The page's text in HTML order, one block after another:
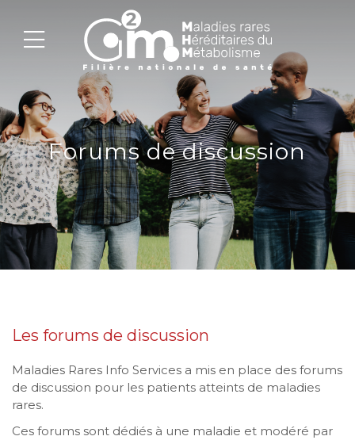
Forums de discussion
Les forums de discussion
Maladies Rares Info Services a mis en place des forums
de discussion pour les patients atteints de maladies
rares.
Ces forums sont dédiés à une maladie et modéré par